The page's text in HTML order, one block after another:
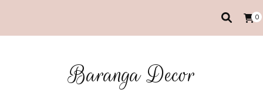
0
Baranga Decor